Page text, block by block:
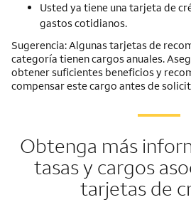
Usted ya tiene una tarjeta de
gastos cotidianos.
Sugerencia: Algunas tarjetas de
categoría tienen cargos anuales.
obtener suficientes beneficios y
compensar este cargo antes de
Obtenga más
tasas y cargos
tarjetas de